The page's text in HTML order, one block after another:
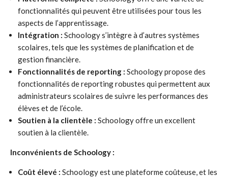
fonctionnalités qui peuvent être utilisées pour tous les
aspects de l’apprentissage.
Intégration : Schoology s’intègre à d’autres systèmes
scolaires, tels que les systèmes de planification et de
gestion financière.
Fonctionnalités de reporting : Schoology propose des
fonctionnalités de reporting robustes qui permettent aux
administrateurs scolaires de suivre les performances des
élèves et de l’école.
Soutien à la clientèle : Schoology offre un excellent
soutien à la clientèle.
Inconvénients de Schoology :
Coût élevé : Schoology est une plateforme coûteuse, et les